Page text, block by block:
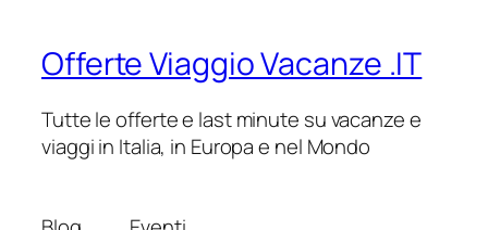
Offerte Viaggio Vacanze .IT
Tutte le offerte e last minute su vacanze e
viaggi in Italia, in Europa e nel Mondo